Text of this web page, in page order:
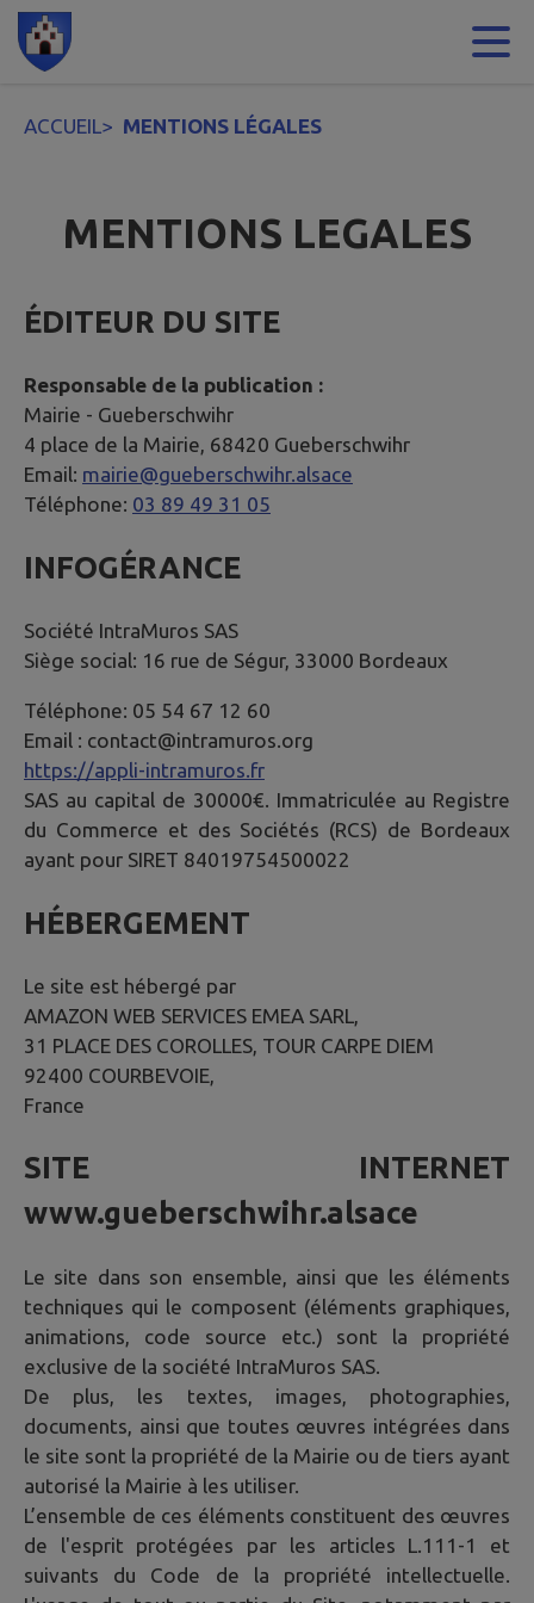
Contenu
ACCUEIL> MENTIONS LÉGALES
MENTIONS LEGALES
ÉDITEUR DU SITE
Responsable de la publication :
Mairie - Gueberschwihr
4 place de la Mairie, 68420 Gueberschwihr
Email: mairie@gueberschwihr.alsace
Téléphone: 03 89 49 31 05
INFOGÉRANCE
Société IntraMuros SAS
Siège social: 16 rue de Ségur, 33000 Bordeaux
Téléphone: 05 54 67 12 60
Email : contact@intramuros.org
https://appli-intramuros.fr
SAS au capital de 30000€. Immatriculée au Registre
du Commerce et des Sociétés (RCS) de Bordeaux
ayant pour SIRET 84019754500022
HÉBERGEMENT
Le site est hébergé par
AMAZON WEB SERVICES EMEA SARL,
31 PLACE DES COROLLES, TOUR CARPE DIEM
92400 COURBEVOIE,
France
SITE INTERNET
www.gueberschwihr.alsace
Le site dans son ensemble, ainsi que les éléments
techniques qui le composent (éléments graphiques,
animations, code source etc.) sont la propriété
exclusive de la société IntraMuros SAS.
De plus, les textes, images, photographies,
documents, ainsi que toutes œuvres intégrées dans
le site sont la propriété de la Mairie ou de tiers ayant
autorisé la Mairie à les utiliser.
L’ensemble de ces éléments constituent des œuvres
de l'esprit protégées par les articles L.111-1 et
suivants du Code de la propriété intellectuelle.